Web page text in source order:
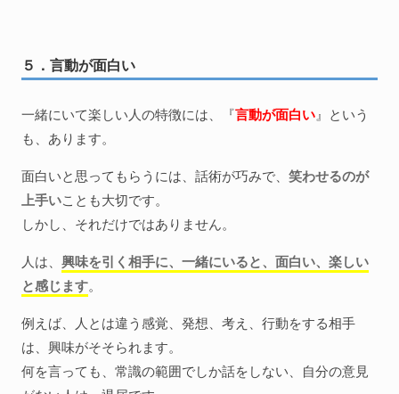
５．言動が面白い
一緒にいて楽しい人の特徴には、『言動が面白い 』という
も、あります。
面白いと思ってもらうには、話術が巧みで、 笑わせるのが
上手いことも大切です。
しかし、それだけではありません。
人は、 興味を引く相手に、一緒にいると、面白い、楽しい
と感じます。
例えば、人とは違う感覚、発想、考え、行動をする相手
は、興味がそそられます。
何を言っても、常識の範囲でしか話をしない、自分の意見